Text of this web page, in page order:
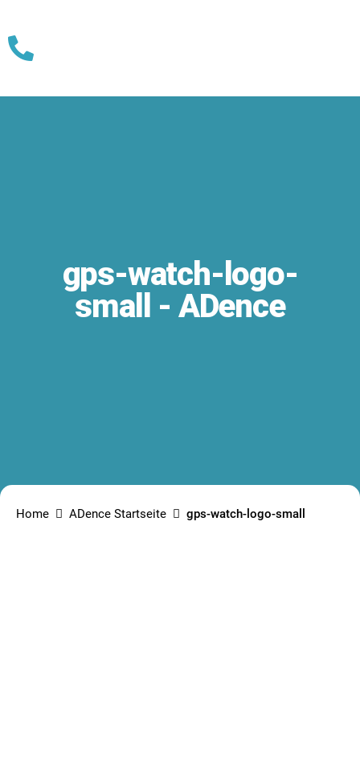
Skip
gps-watch-logo-
small - ADence
Home ADence Startseite gps-watch-logo-small